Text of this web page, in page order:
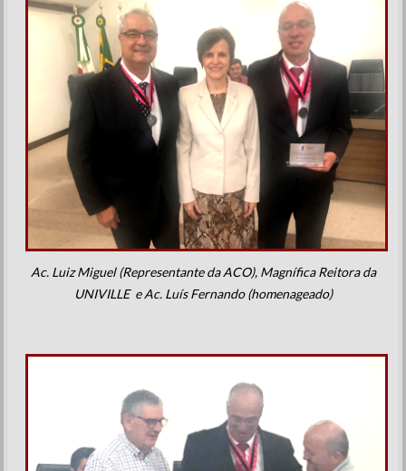
Ac. Luiz Miguel (Representante da ACO), Magnífica Reitora da
UNIVILLE e Ac. Luís Fernando (homenageado)